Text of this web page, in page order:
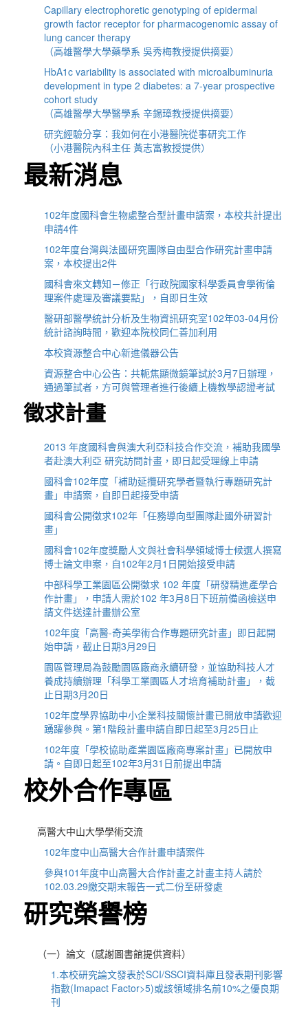
Capillary electrophoretic genotyping of epidermal
growth factor receptor for pharmacogenomic assay of
lung cancer therapy
（高雄醫學大學藥學系 吳秀梅教授提供摘要）
HbA1c variability is associated with microalbuminuria
development in type 2 diabetes: a 7-year prospective
cohort study
（高雄醫學大學醫學系 辛錫璋教授提供摘要）
研究經驗分享：我如何在小港醫院從事研究工作
（小港醫院內科主任 黃志富教授提供）
最新消息
102年度國科會生物處整合型計畫申請案，本校共計提出
申請4件
102年度台灣與法國研究團隊自由型合作研究計畫申請
案，本校提出2件
國科會來文轉知－修正「行政院國家科學委員會學術倫
理案件處理及審議要點」，自即日生效
醫研部醫學統計分析及生物資訊研究室102年03-04月份
統計諮詢時間，歡迎本院校同仁善加利用
本校資源整合中心新進儀器公告
資源整合中心公告：共軛焦顯微鏡筆試於3月7日辦理，
通過筆試者，方可與管理者進行後續上機教學認證考試
徵求計畫
2013 年度國科會與澳大利亞科技合作交流，補助我國學
者赴澳大利亞 研究訪問計畫，即日起受理線上申請
國科會102年度「補助延攬研究學者暨執行專題研究計
畫」申請案，自即日起接受申請
國科會公開徵求102年「任務導向型團隊赴國外研習計
畫」
國科會102年度獎勵人文與社會科學領域博士候選人撰寫
博士論文申案，自102年2月1日開始接受申請
中部科學工業園區公開徵求 102 年度「研發精進產學合
作計畫」，申請人需於102 年3月8日下班前備函檢送申
請文件送達計畫辦公室
102年度「高醫-奇美學術合作專題研究計畫」即日起開
始申請，截止日期3月29日
園區管理局為鼓勵園區廠商永續研發，並協助科技人才
養成持續辦理「科學工業園區人才培育補助計畫」，截
止日期3月20日
102年度學界協助中小企業科技關懷計畫已開放申請歡迎
踴躍參與。第1階段計畫申請自即日起至3月25日止
102年度「學校協助產業園區廠商專案計畫」已開放申
請。自即日起至102年3月31日前提出申請
校外合作專區
高醫大中山大學學術交流
102年度中山高醫大合作計畫申請案件
參與101年度中山高醫大合作計畫之計畫主持人請於
102.03.29繳交期末報告一式二份至研發處
研究榮譽榜
（一）論文（感謝圖書館提供資料）
1.本校研究論文發表於SCI/SSCI資料庫且發表期刊影響
指數(Imapact Factor>5)或該領域排名前10%之優良期
刊